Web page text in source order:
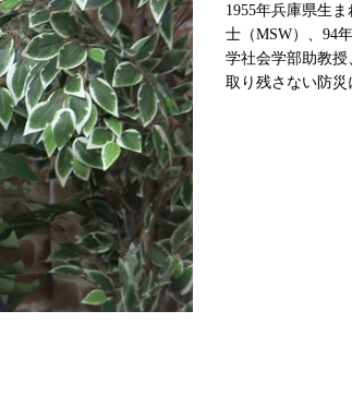
1955年兵庫県生
士（MSW）、94
学社会学部助教授
取り残さない防災